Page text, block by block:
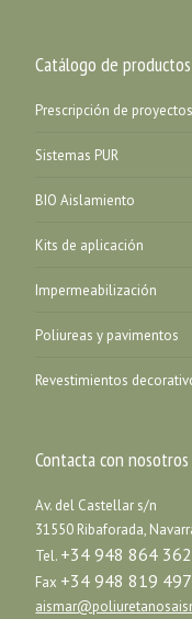
Catálogo de productos
Prescripción de
Sistemas PUR
BIO Aislamiento
Kits de aplicación
Impermeabilización
Poliureas y pavimentos
Revestimientos
Contacta con nosotros
Av. del Castellar s/n
31550 Ribaforada,
Tel. +34 948 864 362
Fax +34 948 819 497